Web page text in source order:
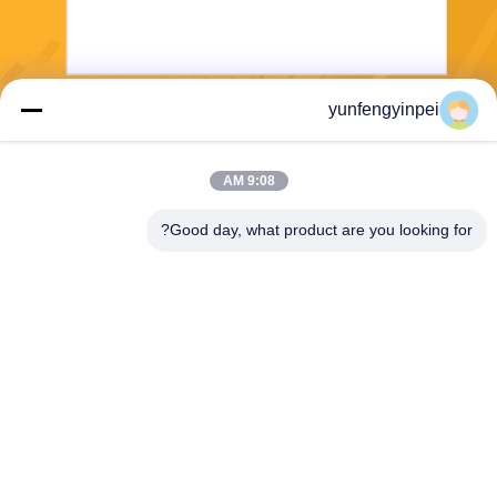
yunfengyinpei
9:08 AM
Good day, what product are you looking for?